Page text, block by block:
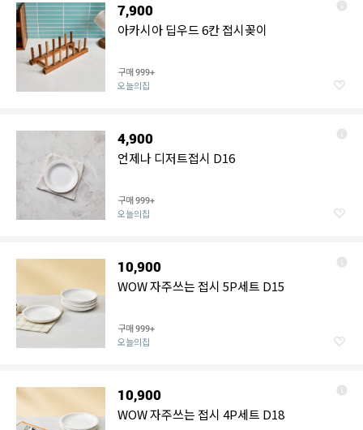
7,900
아카시아 딥우드 6칸 접시꽂이
구매999+
오늘의집
4,900
언제나 디저트접시 D16
구매999+
오늘의집
10,900
WOW 자주쓰는 접시 5P세트 D15
구매999+
오늘의집
10,900
WOW 자주쓰는 접시 4P세트 D18